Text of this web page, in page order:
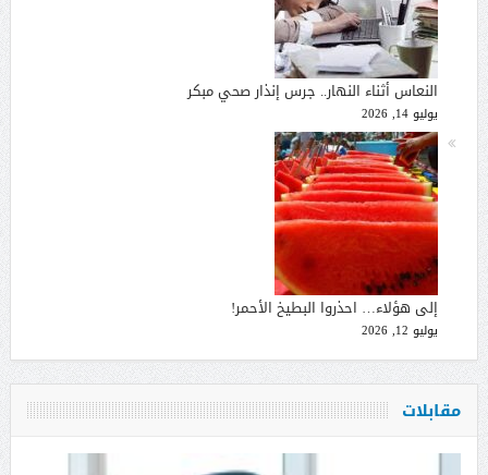
النعاس أثناء النهار.. جرس إنذار صحي مبكر
يوليو 14, 2026
إلى هؤلاء… احذروا البطيخ الأحمر!
يوليو 12, 2026
مقابلات